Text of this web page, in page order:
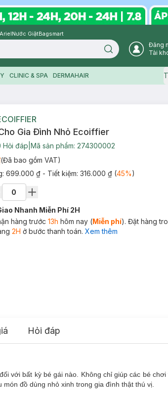
ArielNước GiặtBagsmart
Search icon
Đăng
Tài
CLINIC & SPA DERMAHAIR
Gia Đình Nhỏ Ecoiffier
Hỏi đáp Mã sản phẩm: 274300002
(Đã bao gồm VAT)
699.000 ₫ - Tiết kiệm: 316.000 ₫(45%)
Nhanh Miễn Phí 2H
hàng trước 13h hôm nay (Miễn phí). Đặt hàng
2H ở bước thanh toán. Xem thêm
Hỏi đáp
với bất kỳ bé gái nào. Không chỉ giúp các bé
đồ dùng nhỏ xinh trong gia đình thật thú vị.